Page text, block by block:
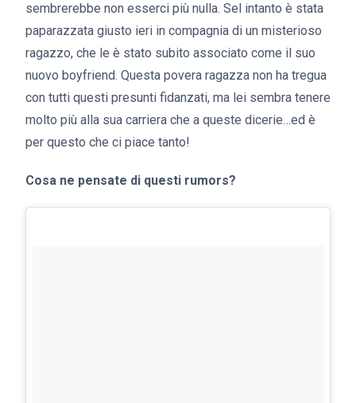
sembrerebbe non esserci più nulla. Sel intanto è stata
paparazzata giusto ieri in compagnia di un misterioso
ragazzo, che le è stato subito associato come il suo
nuovo boyfriend. Questa povera ragazza non ha tregua
con tutti questi presunti fidanzati, ma lei sembra tenere
molto più alla sua carriera che a queste dicerie…ed è
per questo che ci piace tanto!
Cosa ne pensate di questi rumors?